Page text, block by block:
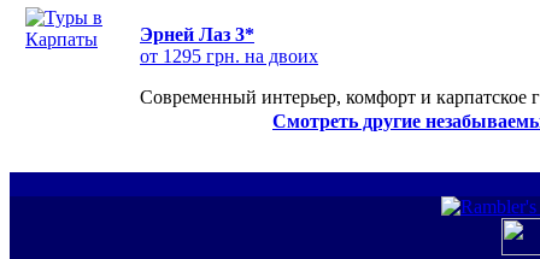
Эрней Лаз 3*
от 1295 грн. на двоих
Современный интерьер, комфорт и карпатское
Смотреть другие